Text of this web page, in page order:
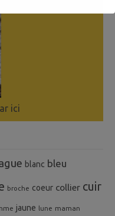
ici
blanc bleu
broche coeur collier cuir
jaune lune maman